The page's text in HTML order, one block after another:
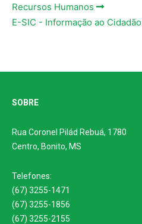
Recursos Humanos
E-SIC - Informação ao Cidadão
SOBRE
Rua Coronel Pilád Rebuá, 1780
Centro, Bonito, MS
Telefones:
(67) 3255-1471
(67) 3255-1856
(67) 3255-2155